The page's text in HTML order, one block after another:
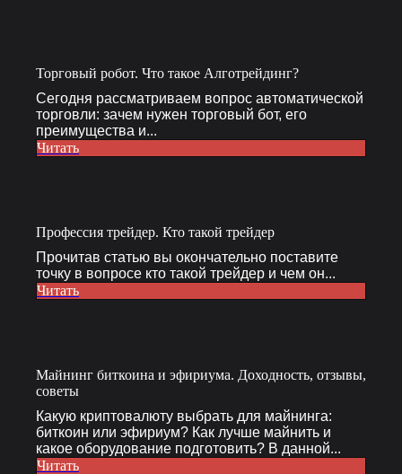
Торговый робот. Что такое Алготрейдинг?
Сегодня рассматриваем вопрос автоматической
торговли: зачем нужен торговый бот, его
преимущества и...
Читать
Профессия трейдер. Кто такой трейдер
Прочитав статью вы окончательно поставите
точку в вопросе кто такой трейдер и чем он...
Читать
Майнинг биткоина и эфириума. Доходность, отзывы,
советы
Какую криптовалюту выбрать для майнинга:
биткоин или эфириум? Как лучше майнить и
какое оборудование подготовить? В данной...
Читать